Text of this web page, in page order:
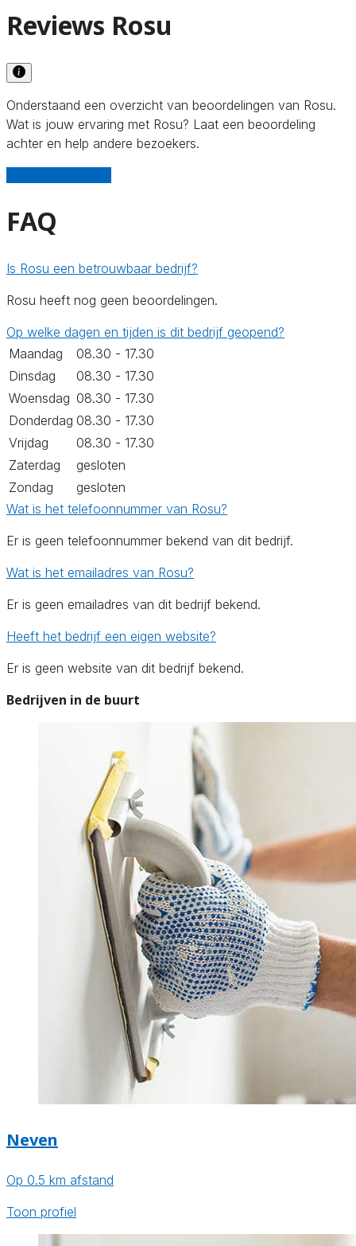
Reviews Rosu
Onderstaand een overzicht van beoordelingen van Rosu.
Wat is jouw ervaring met Rosu? Laat een beoordeling
achter en help andere bezoekers.
FAQ
Is Rosu een betrouwbaar bedrijf?
Rosu heeft nog geen beoordelingen.
Op welke dagen en tijden is dit bedrijf geopend?
Maandag
08.30 - 17.30
Dinsdag
08.30 - 17.30
Woensdag 08.30 - 17.30
Donderdag 08.30 - 17.30
Vrijdag
08.30 - 17.30
Zaterdag
gesloten
Zondag
gesloten
Wat is het telefoonnummer van Rosu?
Er is geen telefoonnummer bekend van dit bedrijf.
Wat is het emailadres van Rosu?
Er is geen emailadres van dit bedrijf bekend.
Heeft het bedrijf een eigen website?
Er is geen website van dit bedrijf bekend.
Bedrijven in de buurt
Neven
Op 0.5 km afstand
Toon profiel